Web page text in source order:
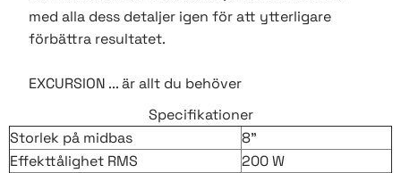
med alla dess detaljer igen för att ytterligare
förbättra resultatet.
EXCURSION ... är allt du behöver
Specifikationer
Storlek på midbas
8"
Effekttålighet RMS
200 W